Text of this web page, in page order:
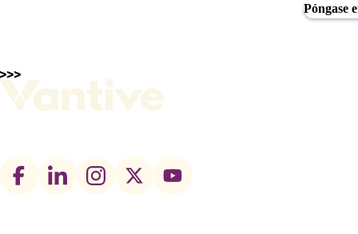
Póngase
Footer